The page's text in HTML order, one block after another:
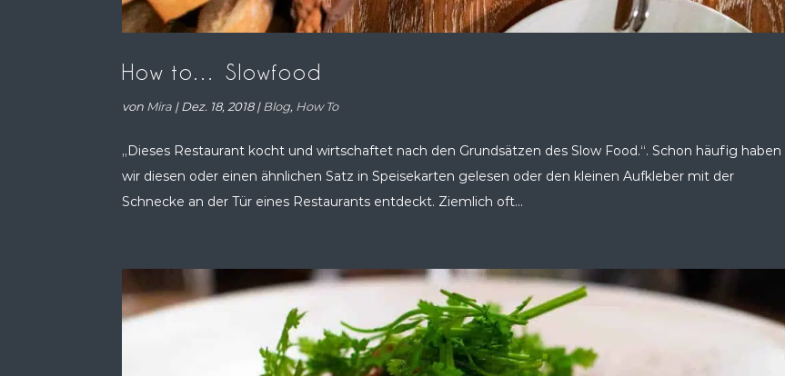
How to… Slowfood
von Mira |Dez. 18, 2018|Blog, How To
„Dieses Restaurant kocht und wirtschaftet nach den Grundsätzen des Slow Food.“. Schon häufig haben
wir diesen oder einen ähnlichen Satz in Speisekarten gelesen oder den kleinen Aufkleber mit der
Schnecke an der Tür eines Restaurants entdeckt. Ziemlich oft...